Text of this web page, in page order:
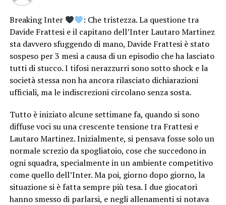
Breaking Inter
: Che tristezza. La questione tra
Davide Frattesi e il capitano dell’Inter Lautaro Martinez
sta davvero sfuggendo di mano, Davide Frattesi è stato
sospeso per 3 mesi a causa di un episodio che ha lasciato
tutti di stucco. I tifosi nerazzurri sono sotto shock e la
società stessa non ha ancora rilasciato dichiarazioni
ufficiali, ma le indiscrezioni circolano senza sosta.
Tutto è iniziato alcune settimane fa, quando si sono
diffuse voci su una crescente tensione tra Frattesi e
Lautaro Martinez. Inizialmente, si pensava fosse solo un
normale screzio da spogliatoio, cose che succedono in
ogni squadra, specialmente in un ambiente competitivo
come quello dell’Inter. Ma poi, giorno dopo giorno, la
situazione si è fatta sempre più tesa. I due giocatori
hanno smesso di parlarsi, e negli allenamenti si notava